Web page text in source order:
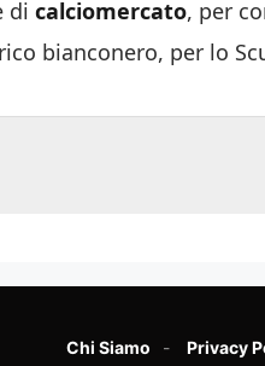
di calciomercato, per
bianconero, per lo
Chi Siamo Privacy